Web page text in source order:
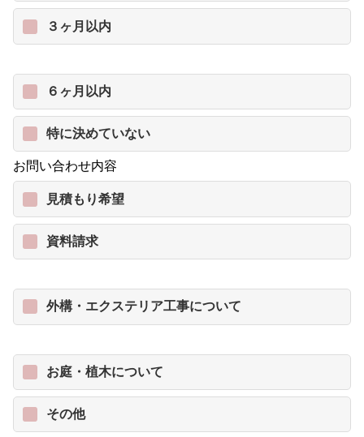
３ヶ月以内
６ヶ月以内
特に決めていない
お問い合わせ内容
見積もり希望
資料請求
外構・エクステリア工事について
お庭・植木について
その他